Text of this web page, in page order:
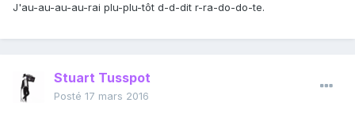
J'au-au-au-au-rai plu-plu-tôt d-d-dit r-ra-do-do-te.
Stuart Tusspot
Posté 17 mars 2016